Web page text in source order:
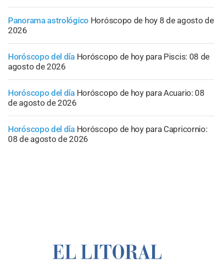
Panorama astrológico Horóscopo de hoy 8 de agosto de
2026
Horóscopo del día Horóscopo de hoy para Piscis: 08 de
agosto de 2026
Horóscopo del día Horóscopo de hoy para Acuario: 08
de agosto de 2026
Horóscopo del día Horóscopo de hoy para Capricornio:
08 de agosto de 2026